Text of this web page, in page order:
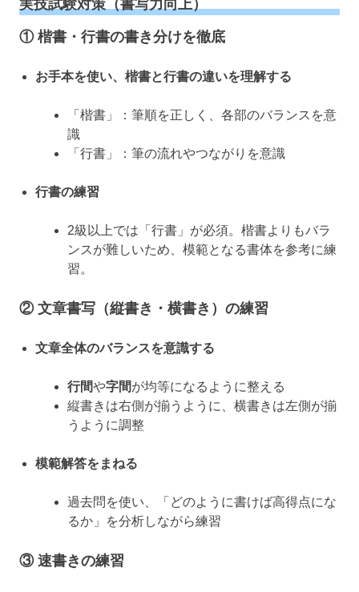
実技試験対策（書写力向上）
① 楷書・行書の書き分けを徹底
お手本を使い、楷書と行書の違いを理解する
「楷書」：筆順を正しく、各部のバランスを意
識
「行書」：筆の流れやつながりを意識
行書の練習
2級以上では「行書」が必須。楷書よりもバラ
ンスが難しいため、模範となる書体を参考に練
習。
② 文章書写（縦書き・横書き）の練習
文章全体のバランスを意識する
行間や字間が均等になるように整える
縦書きは右側が揃うように、横書きは左側が揃
うように調整
模範解答をまねる
過去問を使い、「どのように書けば高得点にな
るか」を分析しながら練習
③ 速書きの練習